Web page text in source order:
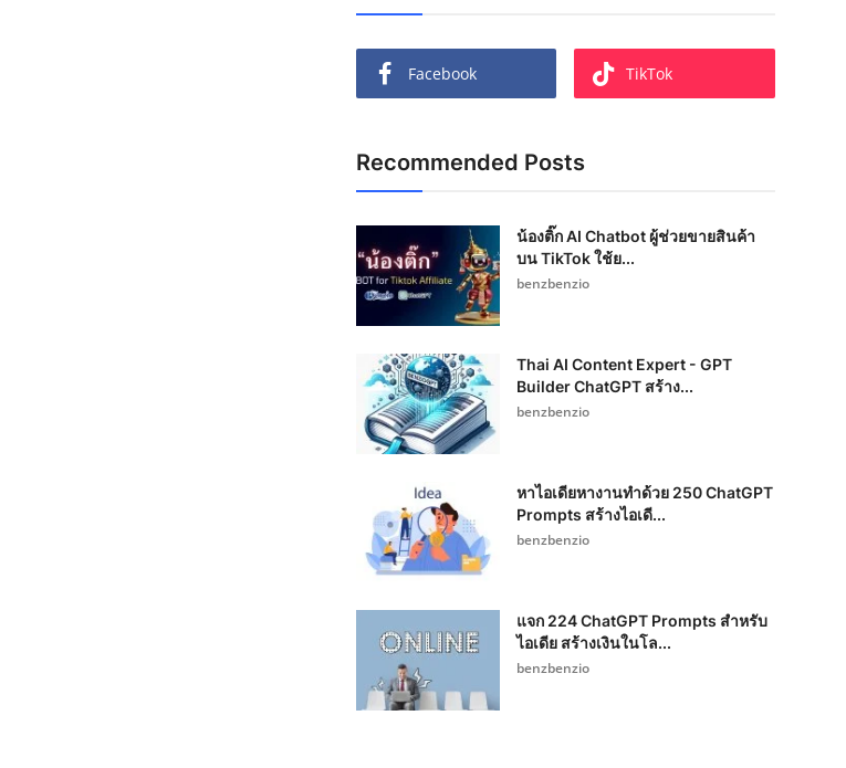
Facebook TikTok
Recommended Posts
น้องติ๊ก AI Chatbot ผู้ช่วยขายสินค้า
บน TikTok ใช้ย...
benzbenzio
Thai AI Content Expert - GPT
Builder ChatGPT สร้าง...
benzbenzio
หาไอเดียหางานทำด้วย 250 ChatGPT
Prompts สร้างไอเดี...
benzbenzio
แจก 224 ChatGPT Prompts สำหรับ
ไอเดีย สร้างเงินในโล...
benzbenzio